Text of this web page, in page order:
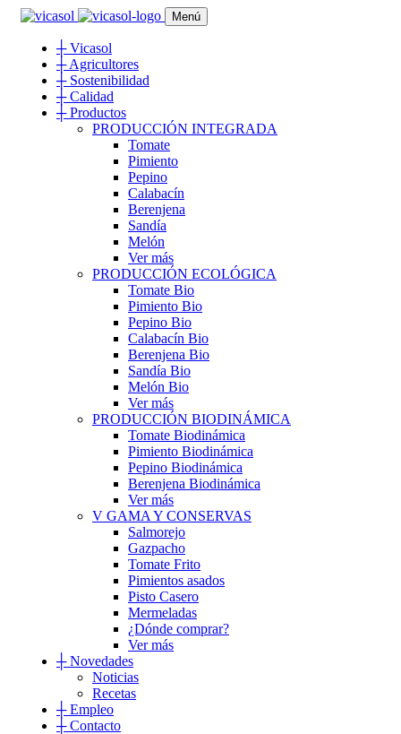
Menú
┼Vicasol
┼Agricultores
┼Sostenibilidad
┼Calidad
┼Productos
PRODUCCIÓN INTEGRADA
Tomate
Pimiento
Pepino
Calabacín
Berenjena
Sandía
Melón
Ver más
PRODUCCIÓN ECOLÓGICA
Tomate Bio
Pimiento Bio
Pepino Bio
Calabacín Bio
Berenjena Bio
Sandía Bio
Melón Bio
Ver más
PRODUCCIÓN BIODINÁMICA
Tomate Biodinámica
Pimiento Biodinámica
Pepino Biodinámica
Berenjena Biodinámica
Ver más
V GAMA Y CONSERVAS
Salmorejo
Gazpacho
Tomate Frito
Pimientos asados
Pisto Casero
Mermeladas
¿Dónde comprar?
Ver más
┼Novedades
Noticias
Recetas
┼Empleo
┼Contacto